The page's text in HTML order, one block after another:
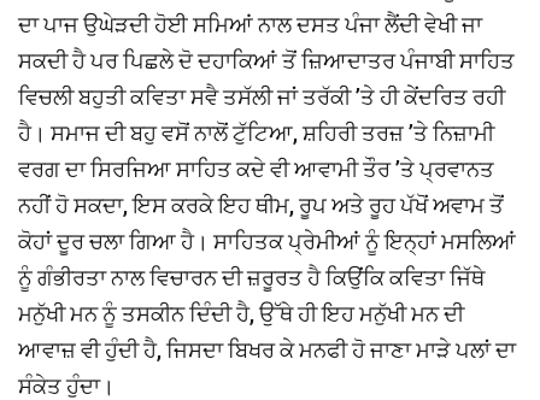
ਦਾ ਪਾਜ ਉਘੇੜਦੀ ਹੋਈ ਸਮਿਆਂ ਨਾਲ ਦਸਤ ਪੰਜਾ ਲੈਂਦੀ ਵੇਖੀ ਜਾ
ਸਕਦੀ ਹੈ ਪਰ ਪਿਛਲੇ ਦੋ ਦਹਾਕਿਆਂ ਤੋਂ ਜ਼ਿਆਦਾਤਰ ਪੰਜਾਬੀ ਸਾਹਿਤ
ਵਿਚਲੀ ਬਹੁਤੀ ਕਵਿਤਾ ਸਵੈ ਤਸੱਲੀ ਜਾਂ ਤਰੱਕੀ ’ਤੇ ਹੀ ਕੇਂਦਰਿਤ ਰਹੀ
ਹੈ। ਸਮਾਜ ਦੀ ਬਹੁ ਵਸੋਂ ਨਾਲੋਂ ਟੁੱਟਿਆ, ਸ਼ਹਿਰੀ ਤਰਜ਼ ’ਤੇ ਨਿਜ਼ਾਮੀ
ਵਰਗ ਦਾ ਸਿਰਜਿਆ ਸਾਹਿਤ ਕਦੇ ਵੀ ਆਵਾਮੀ ਤੌਰ ’ਤੇ ਪ੍ਰਵਾਨਤ
ਨਹੀਂ ਹੋ ਸਕਦਾ, ਇਸ ਕਰਕੇ ਇਹ ਥੀਮ, ਰੂਪ ਅਤੇ ਰੂਹ ਪੱਖੋਂ ਅਵਾਮ ਤੋਂ
ਕੋਹਾਂ ਦੂਰ ਚਲਾ ਗਿਆ ਹੈ। ਸਾਹਿਤਕ ਪ੍ਰੇਮੀਆਂ ਨੂੰ ਇਨ੍ਹਾਂ ਮਸਲਿਆਂ
ਨੂੰ ਗੰਭੀਰਤਾ ਨਾਲ ਵਿਚਾਰਨ ਦੀ ਜ਼ਰੂਰਤ ਹੈ ਕਿਉਂਕਿ ਕਵਿਤਾ ਜਿੱਥੇ
ਮਨੁੱਖੀ ਮਨ ਨੂੰ ਤਸਕੀਨ ਦਿੰਦੀ ਹੈ, ਉੱਥੇ ਹੀ ਇਹ ਮਨੁੱਖੀ ਮਨ ਦੀ
ਆਵਾਜ਼ ਵੀ ਹੁੰਦੀ ਹੈ, ਜਿਸਦਾ ਬਿਖਰ ਕੇ ਮਨਫੀ ਹੋ ਜਾਣਾ ਮਾੜੇ ਪਲਾਂ ਦਾ
ਸੰਕੇਤ ਹੁੰਦਾ।